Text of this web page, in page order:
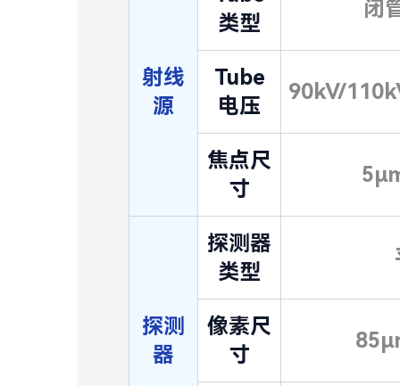
射线
源
类型
闭
Tube
电压
90kV/
焦点尺
寸
探测
器
探测器
类型
像素尺
寸